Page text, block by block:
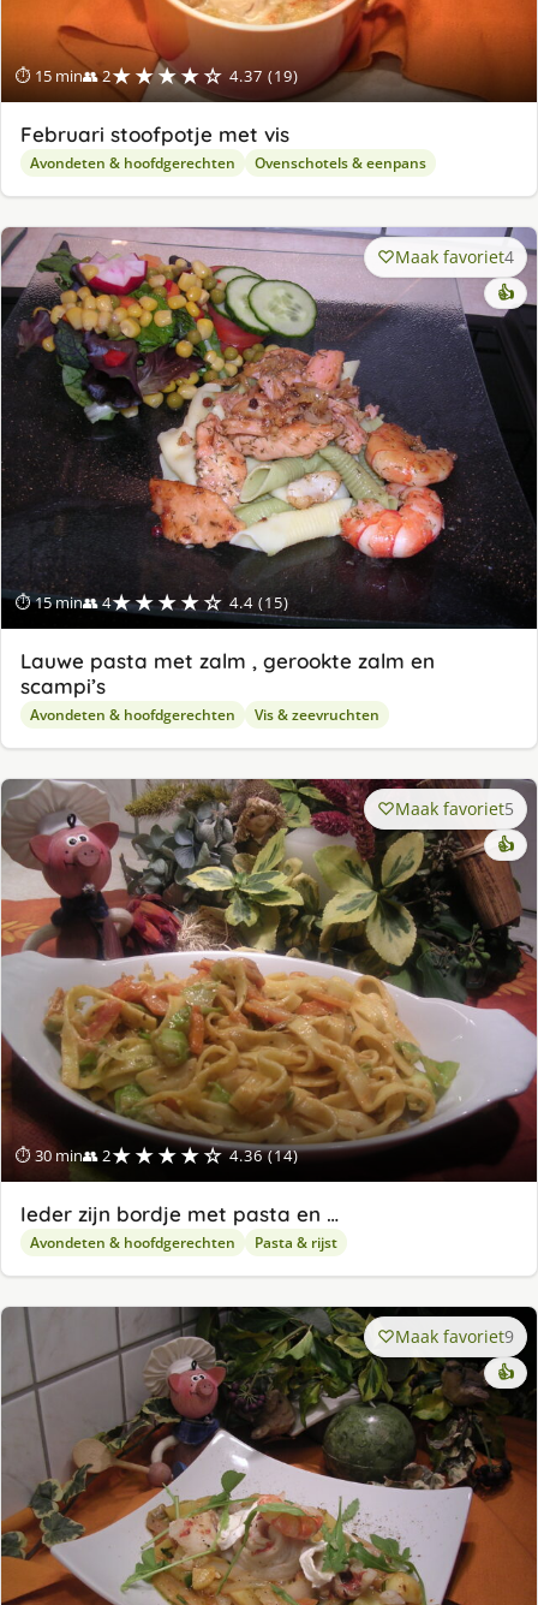
⏱ 15 min👥 2★★★★☆ 4.37 (19)
Februari stoofpotje met vis
Avondeten & hoofdgerechten Ovenschotels & eenpans
⏱ 15 min👥 4★★★★☆ 4.4 (15)
Maak favoriet4
👍
Lauwe pasta met zalm , gerookte zalm en
scampi’s
Avondeten & hoofdgerechten Vis & zeevruchten
⏱ 30 min👥 2★★★★☆ 4.36 (14)
Maak favoriet5
👍
Ieder zijn bordje met pasta en …
Avondeten & hoofdgerechten Pasta & rijst
Maak favoriet9
👍